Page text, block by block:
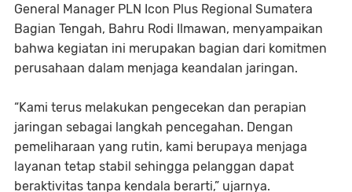
General Manager PLN Icon Plus Regional Sumatera
Bagian Tengah, Bahru Rodi Ilmawan, menyampaikan
bahwa kegiatan ini merupakan bagian dari komitmen
perusahaan dalam menjaga keandalan jaringan.
“Kami terus melakukan pengecekan dan perapian
jaringan sebagai langkah pencegahan. Dengan
pemeliharaan yang rutin, kami berupaya menjaga
layanan tetap stabil sehingga pelanggan dapat
beraktivitas tanpa kendala berarti,” ujarnya.